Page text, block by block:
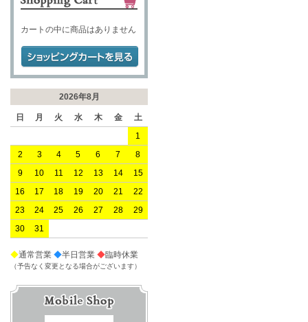
カートの中に商品はありません
2026年8月
日 月 火 水 木 金
土
1
2
3 4 5 6 7
8
9
10 11 12 13 14
15
16
17 18 19 20 21
22
23
24 25 26 27 28
29
30
31
◆通常営業 ◆半日営業 ◆臨時休業
（予告なく変更となる場合がございます）